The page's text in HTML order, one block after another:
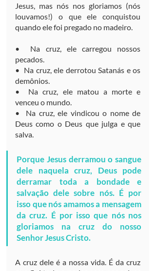
Jesus, mas nós nos gloriamos (nós
louvamos!) o que ele conquistou
quando ele foi pregado no madeiro.
•  Na cruz, ele carregou nossos
pecados.
•  Na cruz, ele derrotou Satanás e os
demônios.
•  Na cruz, ele matou a morte e
venceu o mundo.
•  Na cruz, ele vindicou o nome de
Deus como o Deus que julga e que
salva.
Porque Jesus derramou o sangue
dele naquela cruz, Deus pode
derramar toda a bondade e
salvação dele sobre nós. É por
isso que nós amamos a mensagem
da cruz. É por isso que nós nos
gloriamos na cruz do nosso
Senhor Jesus Cristo.
A cruz dele é a nossa vida. É da cruz